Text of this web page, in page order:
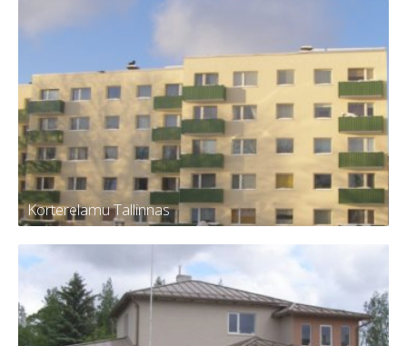
Korterelamu Tallinnas
Korterelamu Tallinnas
Korterelamu Tallinnas